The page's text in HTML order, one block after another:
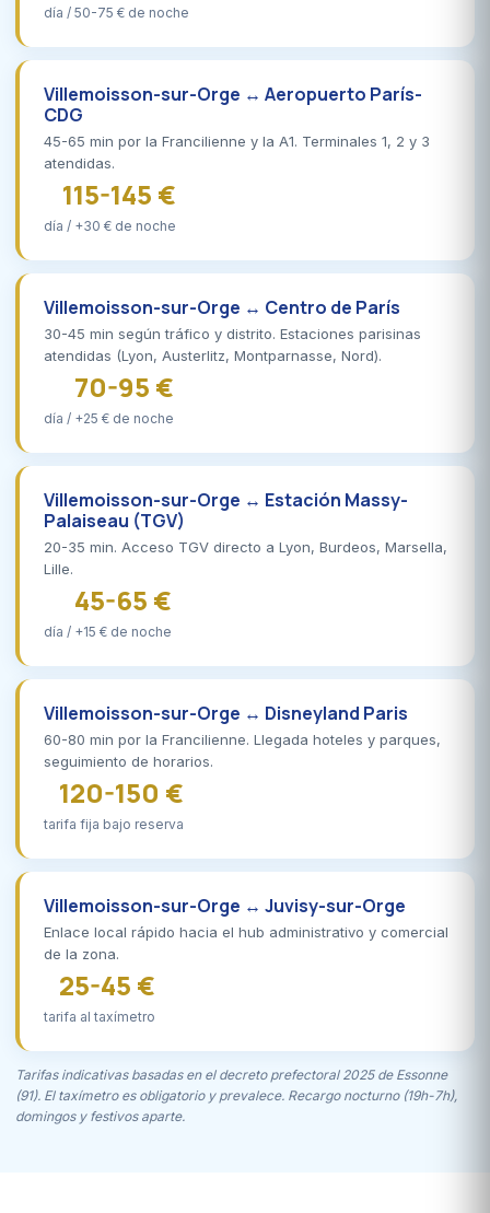
día / 50-75 € de noche
Villemoisson-sur-Orge ↔ Aeropuerto París-
CDG
45-65 min por la Francilienne y la A1. Terminales 1, 2 y 3
atendidas.
115-145 €
día / +30 € de noche
Villemoisson-sur-Orge ↔ Centro de París
30-45 min según tráfico y distrito. Estaciones parisinas
atendidas (Lyon, Austerlitz, Montparnasse, Nord).
70-95 €
día / +25 € de noche
Villemoisson-sur-Orge ↔ Estación Massy-
Palaiseau (TGV)
20-35 min. Acceso TGV directo a Lyon, Burdeos, Marsella,
Lille.
45-65 €
día / +15 € de noche
Villemoisson-sur-Orge ↔ Disneyland Paris
60-80 min por la Francilienne. Llegada hoteles y parques,
seguimiento de horarios.
120-150 €
tarifa fija bajo reserva
Villemoisson-sur-Orge ↔ Juvisy-sur-Orge
Enlace local rápido hacia el hub administrativo y comercial
de la zona.
25-45 €
tarifa al taxímetro
Tarifas indicativas basadas en el decreto prefectoral 2025 de Essonne
(91). El taxímetro es obligatorio y prevalece. Recargo nocturno (19h-7h),
domingos y festivos aparte.